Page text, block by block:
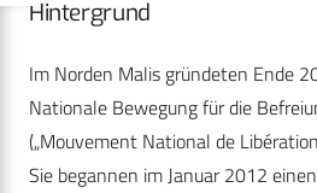
Hintergrund
Im Norden Malis gründeten Ende
Nationale Bewegung für die
(„Mouvement National de
Sie begannen im Januar 2012